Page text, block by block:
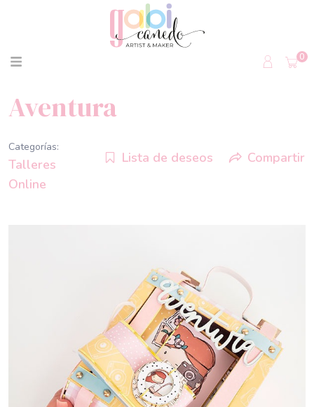
0
Aventura
Categorías:
Talleres
Online
Lista de deseos Compartir